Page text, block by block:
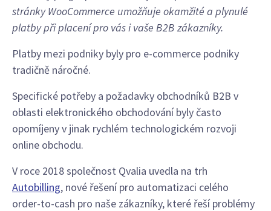
stránky WooCommerce umožňuje okamžité a plynulé
platby při placení pro vás i vaše B2B zákazníky.
Platby mezi podniky byly pro e-commerce podniky
tradičně náročné.
Specifické potřeby a požadavky obchodníků B2B v
oblasti elektronického obchodování byly často
opomíjeny v jinak rychlém technologickém rozvoji
online obchodu.
V roce 2018 společnost Qvalia uvedla na trh
Autobilling, nové řešení pro automatizaci celého
order-to-cash pro naše zákazníky, které řeší problémy